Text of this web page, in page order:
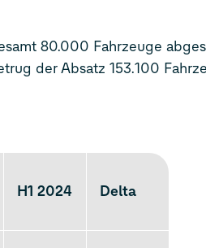
80.000 Fahrzeuge
der Absatz 153.100
H1 2024 Delta